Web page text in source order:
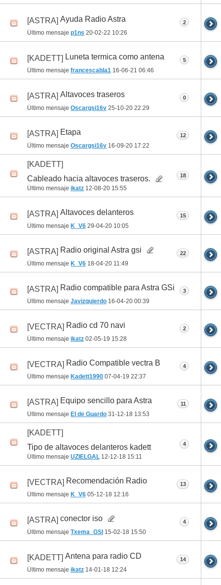
[ASTRA] Ayuda Radio Astra
Último mensaje p1ns 20-02-22 10:26
2
[KADETT] Luneta termica como antena
Último mensaje francescabla1 16-06-21 06:46
5
[ASTRA] Altavoces traseros
Último mensaje Oscargsi16v 25-10-20 22:29
0
[ASTRA] Etapa
Último mensaje Oscargsi16v 16-09-20 17:22
12
[KADETT]
Cableado hacia altavoces traseros.
Último mensaje ikatz 12-08-20 15:55
18
[ASTRA] Altavoces delanteros
Último mensaje K_V6 29-04-20 10:05
15
[ASTRA] Radio original Astra gsi
Último mensaje K_V6 18-04-20 11:49
22
[ASTRA] Radio compatible para Astra GSi
Último mensaje Javizquierdo 16-04-20 00:39
3
[VECTRA] Radio cd 70 navi
Último mensaje ikatz 02-05-19 15:28
2
[VECTRA] Radio Compatible vectra B
Último mensaje Kadett1990 07-04-19 22:37
4
[ASTRA] Equipo sencillo para Astra
Último mensaje El de Guardo 31-12-18 13:53
11
[KADETT]
Tipo de altavoces delanteros kadett
Último mensaje UZIELGAL 12-12-18 15:11
4
[VECTRA] Recomendación Radio
Último mensaje K_V6 05-12-18 12:16
13
[ASTRA] conector iso
Último mensaje Txema_GSI 15-02-18 15:50
4
[KADETT] Antena para radio CD
Último mensaje ikatz 14-01-18 12:24
14